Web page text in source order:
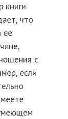
книги
что
ее
с
если